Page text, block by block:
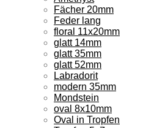
Fächer 20mm
Feder lang
floral 11x20mm
glatt 14mm
glatt 35mm
glatt 52mm
Labradorit
modern 35mm
Mondstein
oval 8x10mm
Oval in Tropfen